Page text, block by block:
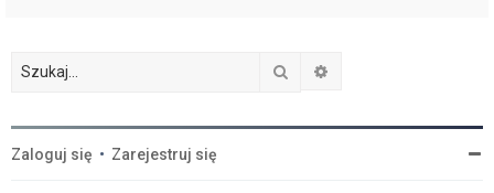
Szukaj
Zaloguj się • Zarejestruj się